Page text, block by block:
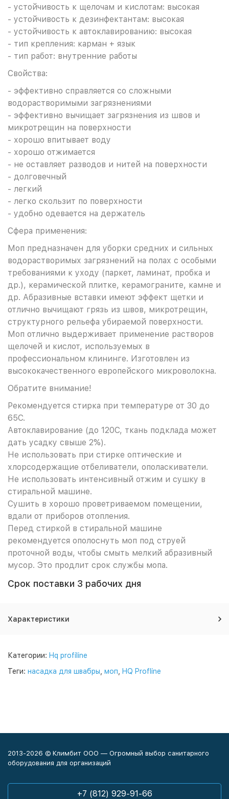
- устойчивость к щелочам и кислотам: высокая
- устойчивость к дезинфектантам: высокая
- устойчивость к автоклавированию: высокая
- тип крепления: карман + язык
- тип работ: внутренние работы
Свойства:
- эффективно справляется со сложными
водорастворимыми загрязнениями
- эффективно вычищает загрязнения из швов и
микротрещин на поверхности
- хорошо впитывает воду
- хорошо отжимается
- не оставляет разводов и нитей на поверхности
- долговечный
- легкий
- легко скользит по поверхности
- удобно одевается на держатель
Сфера применения:
Моп предназначен для уборки средних и сильных
водорастворимых загрязнений на полах с особыми
требованиями к уходу (паркет, ламинат, пробка и
др.), керамической плитке, керамограните, камне и
др. Абразивные вставки имеют эффект щетки и
отлично вычищают грязь из швов, микротрещин,
структурного рельефа убираемой поверхности.
Моп отлично выдерживает применение растворов
щелочей и кислот, используемых в
профессиональном клининге. Изготовлен из
высококачественного европейского микроволокна.
Обратите внимание!
Рекомендуется стирка при температуре от 30 до
65С.
Автоклавирование (до 120С, ткань подклада может
дать усадку свыше 2%).
Не использовать при стирке оптические и
хлорсодержащие отбеливатели, ополаскиватели.
Не использовать интенсивный отжим и сушку в
стиральной машине.
Сушить в хорошо проветриваемом помещении,
вдали от приборов отопления.
Перед стиркой в стиральной машине
рекомендуется ополоснуть моп под струей
проточной воды, чтобы смыть мелкий абразивный
мусор. Это продлит срок службы мопа.
Срок поставки 3 рабочих дня
Характеристики
Категории: Hq profiline
Теги: насадка для швабры моп HQ Profline
2013-2026 © Климбит ООО — Огромный выбор санитарного
оборудования для организаций
+7 (812) 929-91-66